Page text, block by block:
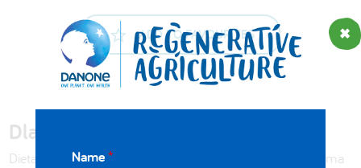
ADD TO FAVOURITES
Dlaczego to ma znaczenie?
Dieta stanowi podstawę zdrowia krów. Istotne znaczenie ma
Name*